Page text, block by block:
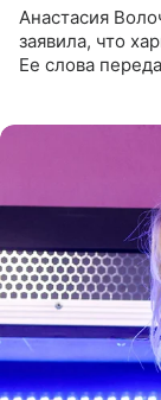
Анастасия
заявила, что
Ее слова